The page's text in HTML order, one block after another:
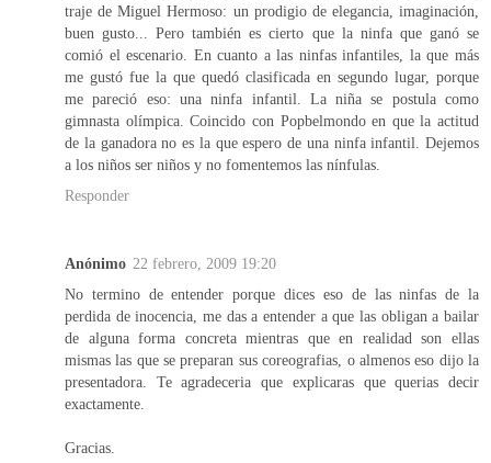
traje de Miguel Hermoso: un prodigio de elegancia, imaginación,
buen gusto... Pero también es cierto que la ninfa que ganó se
comió el escenario. En cuanto a las ninfas infantiles, la que más
me gustó fue la que quedó clasificada en segundo lugar, porque
me pareció eso: una ninfa infantil. La niña se postula como
gimnasta olímpica. Coincido con Popbelmondo en que la actitud
de la ganadora no es la que espero de una ninfa infantil. Dejemos
a los niños ser niños y no fomentemos las nínfulas.
Responder
Anónimo 22 febrero, 2009 19:20
No termino de entender porque dices eso de las ninfas de la
perdida de inocencia, me das a entender a que las obligan a bailar
de alguna forma concreta mientras que en realidad son ellas
mismas las que se preparan sus coreografias, o almenos eso dijo la
presentadora. Te agradeceria que explicaras que querias decir
exactamente.
Gracias.